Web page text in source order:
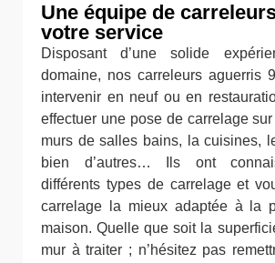
Une équipe de
votre service
Disposant d’une solide
domaine, nos carreleurs aguerris
intervenir en neuf ou en
effectuer une pose de carrelage
murs de salles bains, la cuisines,
bien d’autres… Ils ont
différents types de carrelage et
carrelage la mieux adaptée à la
maison. Quelle que soit la
mur à traiter ; n’hésitez pas